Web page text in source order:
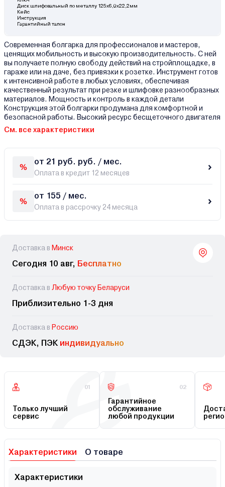
Диск шлифовальный по металлу 125х6,0х22,2мм
Кейс
Инструкция
Гарантийный талон
Современная болгарка для профессионалов и мастеров,
ценящих мобильность и высокую производительность. С ней
вы получаете полную свободу действий на стройплощадке, в
гараже или на даче, без привязки к розетке. Инструмент готов
к интенсивной работе в любых условиях, обеспечивая
качественный результат при резке и шлифовке разнообразных
материалов. Мощность и контроль в каждой детали
Конструкция этой болгарки продумана для комфортной и
безопасной работы. Высокий ресурс бесщеточного двигателя
См. все характеристики
от 21 руб. руб. / мес.
Оплата в кредит 12 месяцев
от 155 / мес.
Оплата в рассрочку 24 месяца
Доставка в Минск
Сегодня 10 авг, Бесплатно
Доставка в Любую точку Беларуси
Приблизительно 1-3 дня
Доставка в Россию
СДЭК, ПЭК индивидуально
01
Только лучший
сервис
02
Гарантийное
обслуживание
любой продукции
Характеристики О товаре
Характеристики